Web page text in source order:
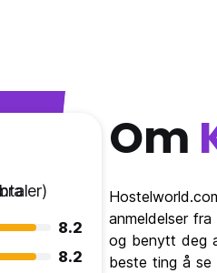
8.2
8.2
Om
anmeldelser
og benytt deg
beste ting å se